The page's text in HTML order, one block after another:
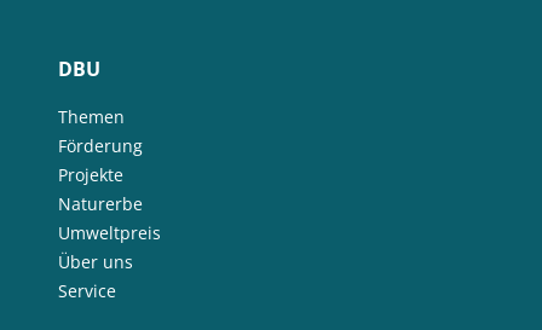
DBU
Themen
Förderung
Projekte
Naturerbe
Umweltpreis
Über uns
Service